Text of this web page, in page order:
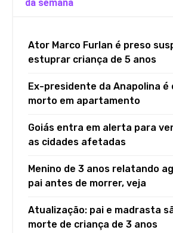
da semana
Ator Marco Furlan é preso
estuprar criança de 5 anos
Ex-presidente da Anapolina é
morto em apartamento
Goiás entra em alerta para
as cidades afetadas
Menino de 3 anos relatando
pai antes de morrer, veja
Atualização: pai e madrasta
morte de criança de 3 anos